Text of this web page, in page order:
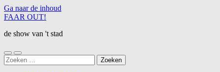
Ga naar de inhoud
FAAR OUT!
de show van 't stad
Schakel
naar
Schakel
naar
Zoeken
naar: